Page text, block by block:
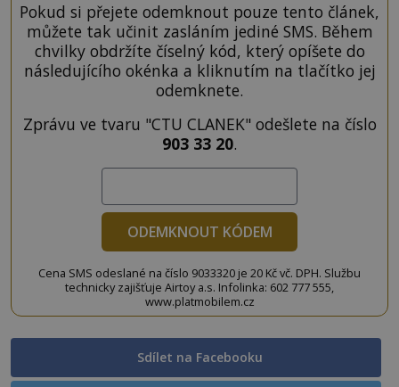
Pokud si přejete odemknout pouze tento článek,
můžete tak učinit zasláním jediné SMS. Během
chvilky obdržíte číselný kód, který opíšete do
následujícího okénka a kliknutím na tlačítko jej
odemknete.
Zprávu ve tvaru "CTU CLANEK" odešlete na číslo
903 33 20.
ODEMKNOUT KÓDEM
Cena SMS odeslané na číslo 9033320 je 20 Kč vč. DPH. Službu
technicky zajišťuje Airtoy a.s. Infolinka: 602 777 555,
www.platmobilem.cz
Sdílet na Facebooku